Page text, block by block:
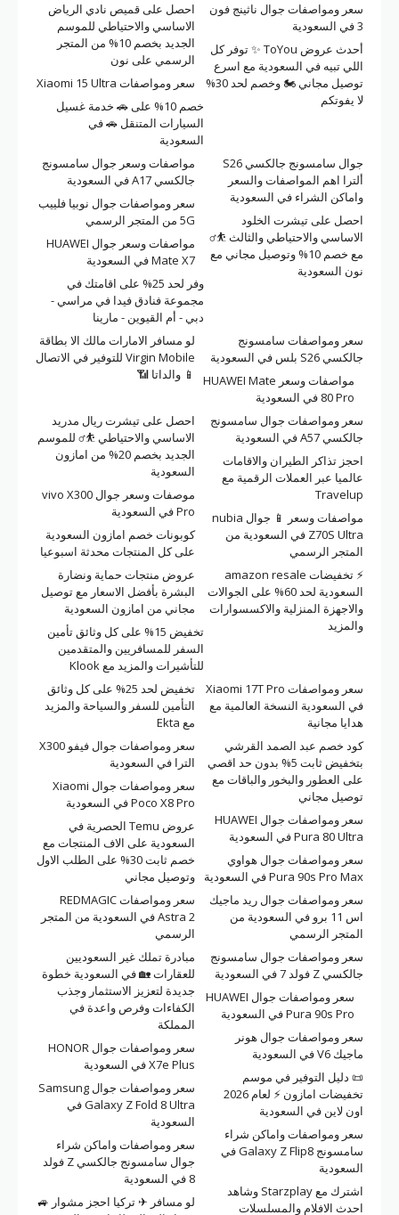
سعر ومواصفات جوال ناثينج فون
3 في السعودية
احصل على قميص نادي الرياض
الاساسي والاحتياطي للموسم
الجديد بخصم 10% من المتجر
الرسمي على نون
أحدث عروض ToYou ✨ توفر كل
اللي تبيه في السعودية مع اسرع
توصيل مجاني 🏍 وخصم لحد 30%
لا يفوتكم
سعر ومواصفات Xiaomi 15 Ultra
خصم 10% على 🚗 خدمة غسيل
السيارات المتنقل 🚗 في
السعودية
مواصفات وسعر جوال سامسونج
جالكسي A17 في السعودية
جوال سامسونج جالكسي S26
ألترا اهم المواصفات والسعر
واماكن الشراء في السعودية
سعر ومواصفات جوال نوبيا فلييب
5G من المتجر الرسمي
احصل على تيشرت الخلود
الاساسي والاحتياطي والثالث ⛹️‍♂️
مع خصم 10% وتوصيل مجاني مع
نون السعودية
مواصفات وسعر جوال HUAWEI
Mate X7 في السعودية
وفر لحد 25% على اقامتك في
مجموعة فنادق فيدا في مراسي -
دبي - أم القيوين - مارينا
لو مسافر الامارات مالك الا بطاقة
Virgin Mobile للتوفير في الاتصال
📱 والداتا 📶
سعر ومواصفات سامسونج
جالكسي S26 بلس في السعودية
مواصفات وسعر HUAWEI Mate
80 Pro في السعودية
سعر ومواصفات جوال سامسونج
جالكسي A57 في السعودية
احصل على تيشرت ريال مدريد
الاساسي والاحتياطي ⛹️‍♂️ للموسم
الجديد بخصم 20% من امازون
السعودية
احجز تذاكر الطيران والاقامات
عالميا عبر العملات الرقمية مع
Travelup
موصفات وسعر جوال vivo X300
Pro في السعودية
مواصفات وسعر 📱 جوال nubia
Z70S Ultra في السعودية من
المتجر الرسمي
كوبونات خصم امازون السعودية
على كل المنتجات محدثة اسبوعيا
⚡ تخفيضات amazon resale
السعودية لحد 60% على الجوالات
والاجهزة المنزلية والاكسسوارات
والمزيد
عروض منتجات حماية ونضارة
البشرة بأفضل الاسعار مع توصيل
مجاني من امازون السعودية
تخفيض 15% على كل وثائق تأمين
السفر للمسافريين والمتقدمين
للتأشيرات والمزيد مع Klook
تخفيض لحد 25% على كل وثائق
التأمين للسفر والسياحة والمزيد
مع Ekta
سعر ومواصفات Xiaomi 17T Pro
في السعودية النسخة العالمية مع
هدايا مجانية
سعر ومواصفات جوال فيفو X300
الترا في السعودية
كود خصم عبد الصمد القرشي
بتخفيض ثابت 5% بدون حد اقصي
على العطور والبخور والباقات مع
توصيل مجاني
سعر ومواصفات جوال Xiaomi
Poco X8 Pro في السعودية
سعر ومواصفات جوال HUAWEI
Pura 80 Ultra في السعودية
عروض Temu الحصرية في
السعودية على الاف المنتجات مع
خصم ثابت 30% على الطلب الاول
وتوصيل مجاني
سعر ومواصفات جوال هواوي
Pura 90s Pro Max في السعودية
سعر ومواصفات REDMAGIC
Astra 2 في السعودية من المتجر
الرسمي
سعر ومواصفات جوال ريد ماجيك
اس 11 برو في السعودية من
المتجر الرسمي
مبادرة تملك غير السعوديين
للعقارات 🏡 في السعودية خطوة
جديدة لتعزيز الاستثمار وجذب
الكفاءات وفرص واعدة في
المملكة
سعر ومواصفات جوال سامسونج
جالكسي Z فولد 7 في السعودية
سعر ومواصفات جوال HUAWEI
Pura 90s Pro في السعودية
سعر ومواصفات جوال هونر
ماجيك V6 في السعودية
سعر ومواصفات جوال HONOR
X7e Plus في السعودية
📜 دليل التوفير في موسم
تخفيضات امازون ⚡ لعام 2026
اون لاين في السعودية
سعر ومواصفات جوال Samsung
Galaxy Z Fold 8 Ultra في
السعودية
سعر ومواصفات واماكن شراء
سامسونج Galaxy Z Flip8 في
السعودية
سعر ومواصفات واماكن شراء
جوال سامسونج جالكسي Z فولد
8 في السعودية
اشترك مع Starzplay وشاهد
احدث الافلام والمسلسلات
لو مسافر ✈ تركيا احجز مشوار 🚙